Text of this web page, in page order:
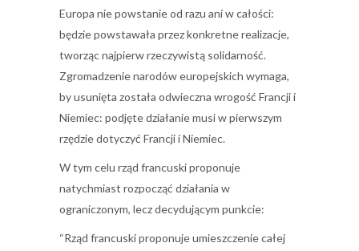
Europa nie powstanie od razu ani w całości:
będzie powstawała przez konkretne realizacje,
tworząc najpierw rzeczywistą solidarność.
Zgromadzenie narodów europejskich wymaga,
by usunięta została odwieczna wrogość Francji i
Niemiec: podjęte działanie musi w pierwszym
rzędzie dotyczyć Francji i Niemiec.
W tym celu rząd francuski proponuje
natychmiast rozpocząć działania w
ograniczonym, lecz decydującym punkcie:
“Rząd francuski proponuje umieszczenie całej